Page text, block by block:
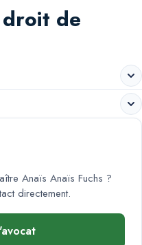
droit de
Anaïs Anaïs Fuchs ?
directement.